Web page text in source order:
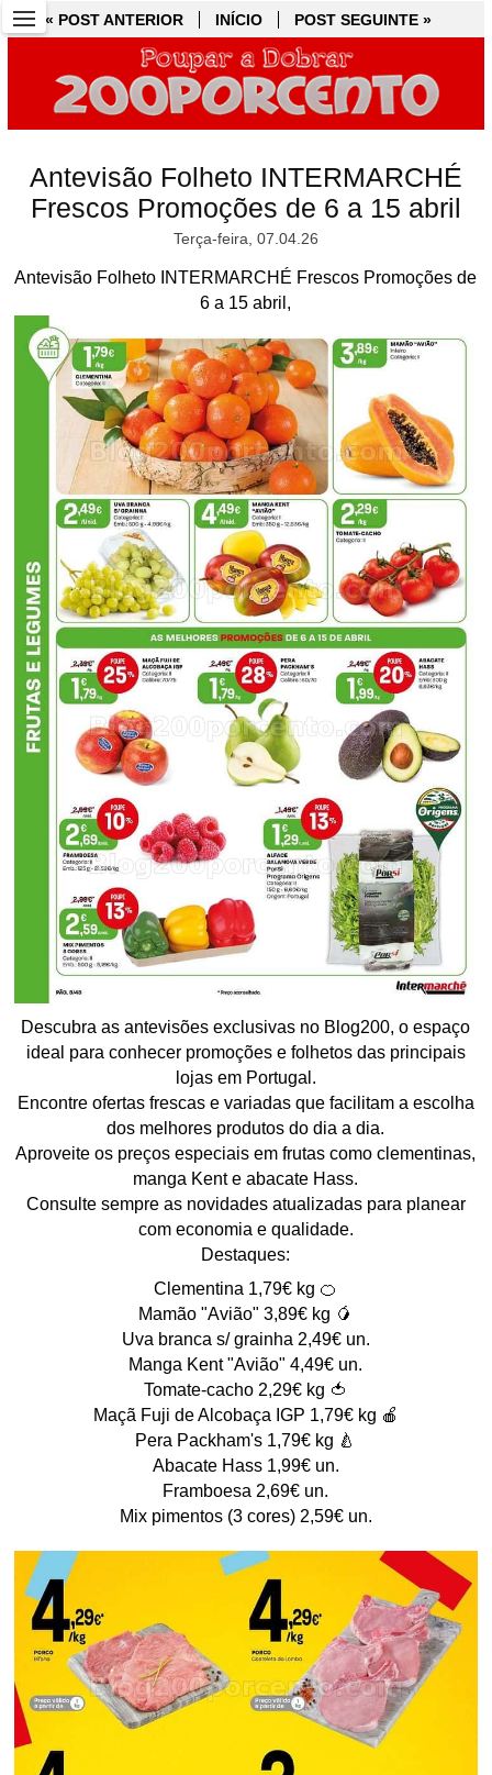
« POST ANTERIOR INÍCIO POST SEGUINTE »
Antevisão Folheto INTERMARCHÉ
Frescos Promoções de 6 a 15 abril
Terça-feira, 07.04.26
Antevisão Folheto INTERMARCHÉ Frescos Promoções de
6 a 15 abril,
Descubra as antevisões exclusivas no Blog200, o espaço
ideal para conhecer promoções e folhetos das principais
lojas em Portugal.
Encontre ofertas frescas e variadas que facilitam a escolha
dos melhores produtos do dia a dia.
Aproveite os preços especiais em frutas como clementinas,
manga Kent e abacate Hass.
Consulte sempre as novidades atualizadas para planear
com economia e qualidade.
Destaques:
Clementina 1,79€ kg 🍊
Mamão "Avião" 3,89€ kg 🥭
Uva branca s/ grainha 2,49€ un.
Manga Kent "Avião" 4,49€ un.
Tomate-cacho 2,29€ kg 🍅
Maçã Fuji de Alcobaça IGP 1,79€ kg 🍎
Pera Packham's 1,79€ kg 🍐
Abacate Hass 1,99€ un.
Framboesa 2,69€ un.
Mix pimentos (3 cores) 2,59€ un.
« POST ANTERIOR INÍCIO POST SEGUINTE »